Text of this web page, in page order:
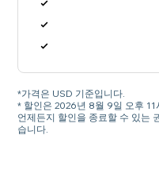
*가격은 USD 기준입니다.
* 할인은 2026년 8월 9일 오후
언제든지 할인을 종료할 수 있는
습니다.